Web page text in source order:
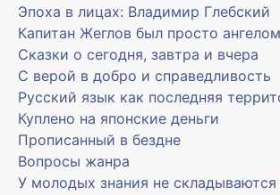
Эпоха в лицах: Владимир Глебский
Капитан Жеглов был просто
Сказки о сегодня, завтра и вчера
С верой в добро и справедливость
Русский язык как последняя
Куплено на японские деньги
Прописанный в бездне
Вопросы жанра
У молодых знания не складываются